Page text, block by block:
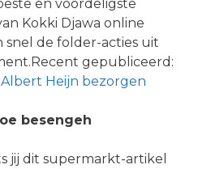
en voordeligste
Kokki Djawa online
snel de folder-acties uit
gepubliceerd:
Albert Heijn bezorgen
besengeh
jij dit supermarkt-artikel